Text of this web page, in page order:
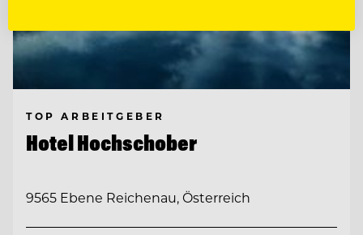
TOP ARBEITGEBER
Hotel Hochschober
9565 Ebene Reichenau, Österreich